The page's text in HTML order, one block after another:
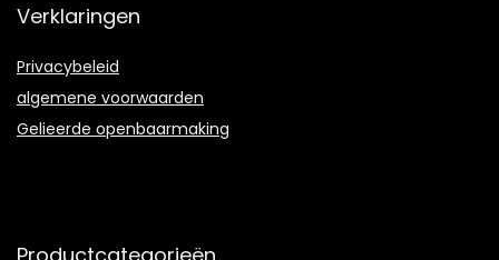
Verklaringen
Privacybeleid
algemene voorwaarden
Gelieerde openbaarmaking